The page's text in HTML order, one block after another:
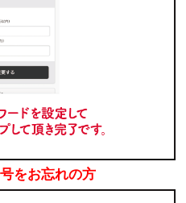
をお忘れの方